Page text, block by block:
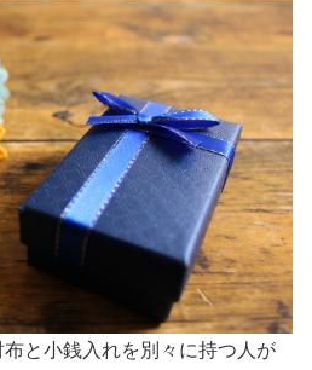
と小銭入れを別々に持つ人が